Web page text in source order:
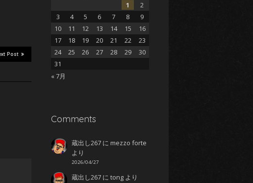
Post
1
2
3
4 5 6 7 8
9
10
11 12 13 14 15
16
17
18 19 20 21 22
23
24
25 26 27 28 29
30
31
« 7月
Comments
蔵出し267 にmezzo forte
より
2026/04/27
蔵出し267 にtong より